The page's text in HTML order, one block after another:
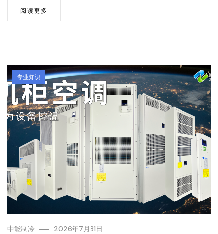
阅读更多
专业知识
中能制冷 2026年7月31日